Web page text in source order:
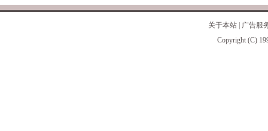
关于本站
广告服
Copyright (C)